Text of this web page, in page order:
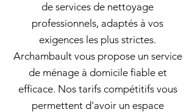
de services de nettoyage
professionnels, adaptés à vos
exigences les plus strictes.
Archambault vous propose un service
de ménage à domicile fiable et
efficace. Nos tarifs compétitifs vous
permettent d'avoir un espace